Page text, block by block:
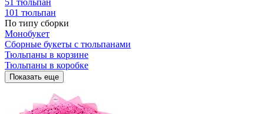
51 тюльпан
101 тюльпан
По типу сборки
Монобукет
Сборные букеты с тюльпанами
Тюльпаны в корзине
Тюльпаны в коробке
Показать еще